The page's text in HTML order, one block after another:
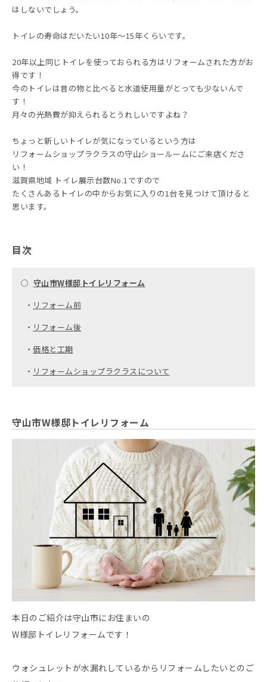
はしないでしょう。
トイレの寿命はだいたい10年～15年くらいです。
20年以上同じトイレを使っておられる方はリフォームされた方がお
得です！
今のトイレは昔の物と比べると水道使用量がとっても少ないんで
す！
月々の光熱費が抑えられるとうれしいですよね？
ちょっと新しいトイレが気になっているという方は
リフォームショップラクラスの守山ショールームにご来店くださ
い！
滋賀県地域 トイレ展示台数No.1ですので
たくさんあるトイレの中からお気に入りの1台を見つけて頂けると
思います。
目次
○ 守山市W様邸トイレリフォーム
・ リフォーム前
・ リフォーム後
・ 価格と工期
・ リフォームショップラクラスについて
守山市W様邸トイレリフォーム
本日のご紹介は守山市にお住まいの
W様邸トイレリフォームです！
ウォシュレットが水漏れしているからリフォームしたいとのご